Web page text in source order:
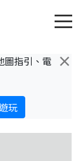
×
圖指引、電
玩